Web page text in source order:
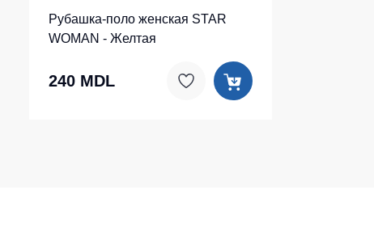
Рубашка-поло женская STAR
WOMAN - Желтая
240 MDL